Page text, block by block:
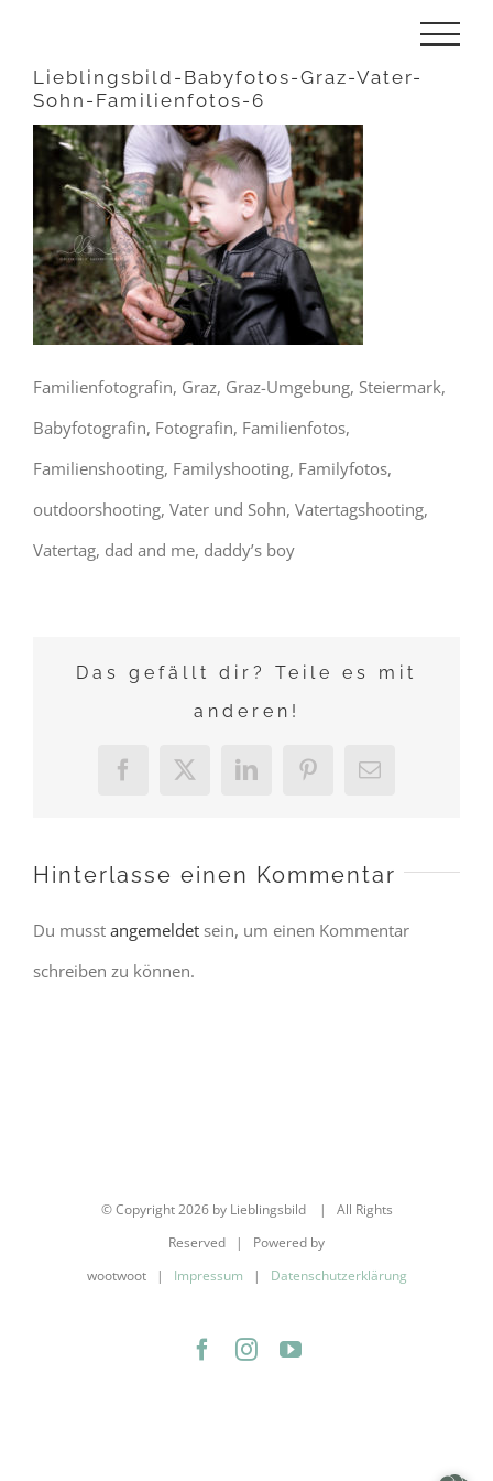
springen
Lieblingsbild-Babyfotos-Graz-Vater-
Sohn-Familienfotos-6
Familienfotografin, Graz, Graz-Umgebung, Steiermark,
Babyfotografin, Fotografin, Familienfotos,
Familienshooting, Familyshooting, Familyfotos,
outdoorshooting, Vater und Sohn, Vatertagshooting,
Vatertag, dad and me, daddy’s boy
Das gefällt dir? Teile es mit
anderen!
Facebook
X LinkedInPinterest
E-
Hinterlasse einen Kommentar
Du musst angemeldet sein, um einen Kommentar
schreiben zu können.
© Copyright2026 by Lieblingsbild | All Rights
Reserved | Powered by
wootwoot | Impressum | Datenschutzerklärung
Facebook
InstagramYouTube